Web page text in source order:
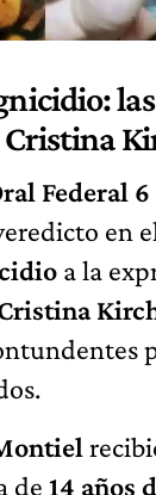
Cristina
Federal 6
en
a la
de 14 años